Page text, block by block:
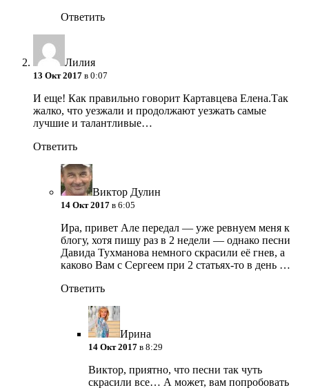
Ответить
Лилия
13 Окт 2017 в 0:07
И еще! Как правильно говорит Картавцева Елена.Так
жалко, что уезжали и продолжают уезжать самые
лучшие и талантливые…
Ответить
Виктор Дулин
14 Окт 2017 в 6:05
Ира, привет Але передал — уже ревнуем меня к
блогу, хотя пишу раз в 2 недели — однако песни
Давида Тухманова немного скрасили её гнев, а
каково Вам с Сергеем при 2 статьях-то в день …
Ответить
Ирина
14 Окт 2017 в 8:29
Виктор, приятно, что песни так чуть
скрасили все… А может, вам попробовать